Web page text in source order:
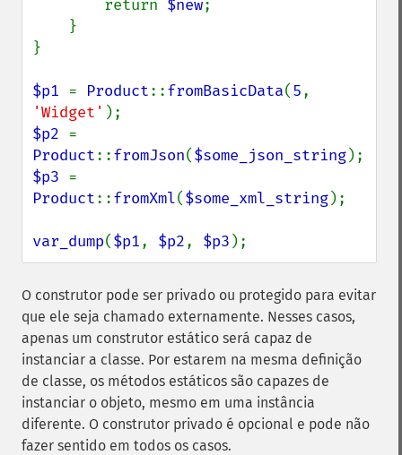
        return
$new;
}
$p1 = Product::fromBasicData(5
'Widget'
$p2
Product::fromJson($some_json_string
$p3
Product::fromXml($some_xml_string);
var_dump($p1, $p2, $p3 );
O construtor pode ser privado ou protegido para evitar
que ele seja chamado externamente. Nesses casos,
apenas um construtor estático será capaz de
instanciar a classe. Por estarem na mesma definição
de classe, os métodos estáticos são capazes de
instanciar o objeto, mesmo em uma instância
diferente. O construtor privado é opcional e pode não
fazer sentido em todos os casos.